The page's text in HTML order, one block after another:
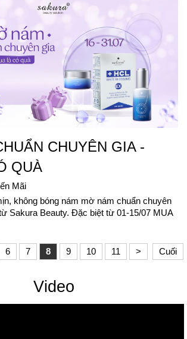
CHUYÊN GIA -
QUÀ
Mãi
không bóng nám mờ nám chuẩn chuyên
Sakura Beauty. Đặc biệt từ 01-15/07 MUA
6 7 8 9 10 11 > Cuối
Video